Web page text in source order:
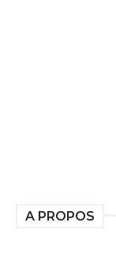
A PROPOS